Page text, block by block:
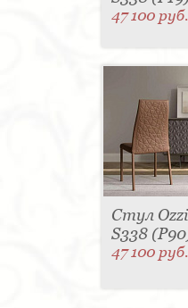
47 100
Стул
S338
47 100